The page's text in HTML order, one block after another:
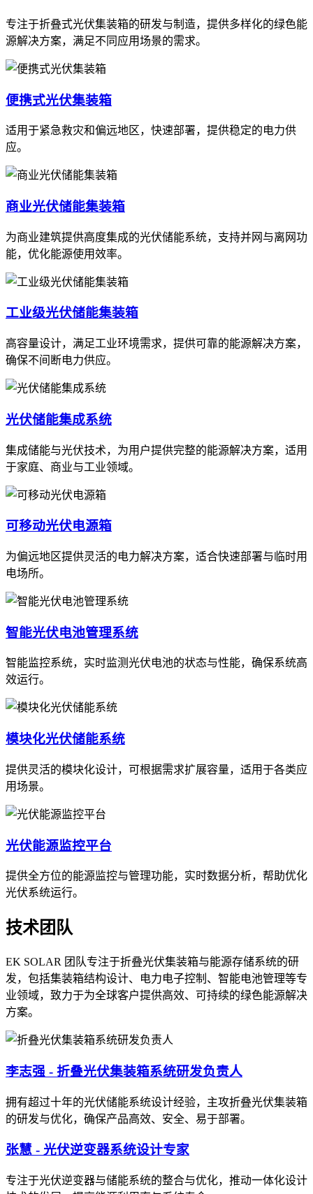
专注于折叠式光伏集装箱的研发与制造，提供多样化的绿色能
源解决方案，满足不同应用场景的需求。
便携式光伏集装箱
适用于紧急救灾和偏远地区，快速部署，提供稳定的电力供
应。
商业光伏储能集装箱
为商业建筑提供高度集成的光伏储能系统，支持并网与离网功
能，优化能源使用效率。
工业级光伏储能集装箱
高容量设计，满足工业环境需求，提供可靠的能源解决方案，
确保不间断电力供应。
光伏储能集成系统
集成储能与光伏技术，为用户提供完整的能源解决方案，适用
于家庭、商业与工业领域。
可移动光伏电源箱
为偏远地区提供灵活的电力解决方案，适合快速部署与临时用
电场所。
智能光伏电池管理系统
智能监控系统，实时监测光伏电池的状态与性能，确保系统高
效运行。
模块化光伏储能系统
提供灵活的模块化设计，可根据需求扩展容量，适用于各类应
用场景。
光伏能源监控平台
提供全方位的能源监控与管理功能，实时数据分析，帮助优化
光伏系统运行。
技术团队
EK SOLAR 团队专注于折叠光伏集装箱与能源存储系统的研
发，包括集装箱结构设计、电力电子控制、智能电池管理等专
业领域，致力于为全球客户提供高效、可持续的绿色能源解决
方案。
李志强 - 折叠光伏集装箱系统研发负责人
拥有超过十年的光伏储能系统设计经验，主攻折叠光伏集装箱
的研发与优化，确保产品高效、安全、易于部署。
张慧 - 光伏逆变器系统设计专家
专注于光伏逆变器与储能系统的整合与优化，推动一体化设计